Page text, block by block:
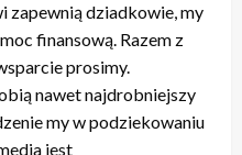
zapewnią dziadkowie, my
finansową. Razem z
prosimy.
nawet najdrobniejszy
my w podziekowaniu
jest